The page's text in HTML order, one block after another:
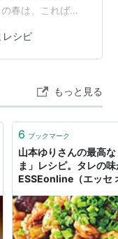
春は、こればっ
ってこいの一皿
しさと、お安い豚
みてね！ 🍳 材料
切れ肉 … 200g 新
レシピ
もっと見る
6 ブックマーク
山本ゆりさんの最高
ま」レシピ。タレの
ESSEonline（エッセ